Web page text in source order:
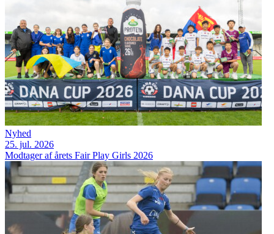
Nyhed
25. jul. 2026
Modtager af årets Fair Play Girls 2026